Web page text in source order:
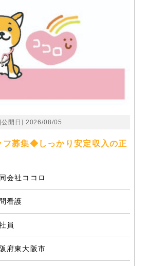
[公開日] 2026/08/05
募集◆しっかり安定収入の正
会社ココロ
看護
員
府東大阪市